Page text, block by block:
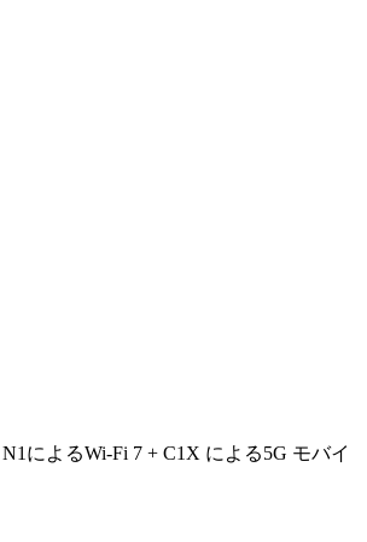
によるWi-Fi 7 + C1X による5G モバイ